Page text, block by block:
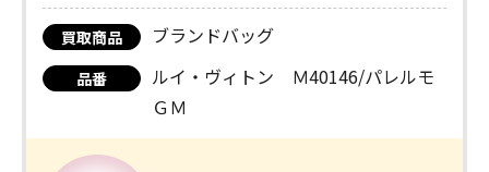
買取商品 ブランドバッグ
品番
ルイ・ヴィトン Ｍ40146/パレルモ
ＧＭ